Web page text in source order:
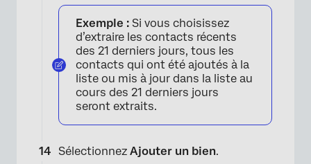
Exemple : Si vous choisissez
d’extraire les contacts récents
des 21 derniers jours, tous les
contacts qui ont été ajoutés à la
liste ou mis à jour dans la liste au
cours des 21 derniers jours
seront extraits.
Sélectionnez Ajouter un bien.